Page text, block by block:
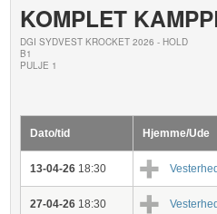
KOMPLET
DGI SYDVEST KROCKET 2026 - HOLD
B1
PULJE 1
Dato/tid Hjemme/Ude
13-04-26 18:30
27-04-26 18:30